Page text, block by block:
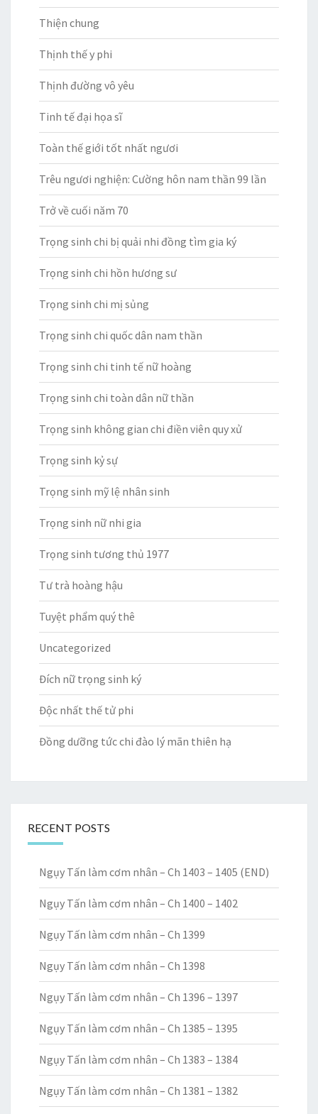
Thiện chung
Thịnh thế y phi
Thịnh đường vô yêu
Tinh tế đại họa sĩ
Toàn thế giới tốt nhất ngươi
Trêu ngươi nghiện: Cường hôn nam thần 99 lần
Trở về cuối năm 70
Trọng sinh chi bị quải nhi đồng tìm gia ký
Trọng sinh chi hồn hương sư
Trọng sinh chi mị sủng
Trọng sinh chi quốc dân nam thần
Trọng sinh chi tinh tế nữ hoàng
Trọng sinh chi toàn dân nữ thần
Trọng sinh không gian chi điền viên quy xử
Trọng sinh kỷ sự
Trọng sinh mỹ lệ nhân sinh
Trọng sinh nữ nhi gia
Trọng sinh tương thủ 1977
Tư trà hoàng hậu
Tuyệt phẩm quý thê
Uncategorized
Đích nữ trọng sinh ký
Độc nhất thế tử phi
Đồng dưỡng tức chi đào lý mãn thiên hạ
RECENT POSTS
Ngụy Tấn làm cơm nhân – Ch 1403 – 1405 (END)
Ngụy Tấn làm cơm nhân – Ch 1400 – 1402
Ngụy Tấn làm cơm nhân – Ch 1399
Ngụy Tấn làm cơm nhân – Ch 1398
Ngụy Tấn làm cơm nhân – Ch 1396 – 1397
Ngụy Tấn làm cơm nhân – Ch 1385 – 1395
Ngụy Tấn làm cơm nhân – Ch 1383 – 1384
Ngụy Tấn làm cơm nhân – Ch 1381 – 1382